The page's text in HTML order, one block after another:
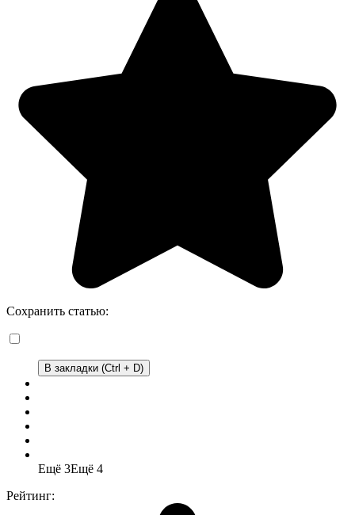
Сохранить статью:
В закладки (Ctrl + D)
Ещё 3Ещё 4
Рейтинг: